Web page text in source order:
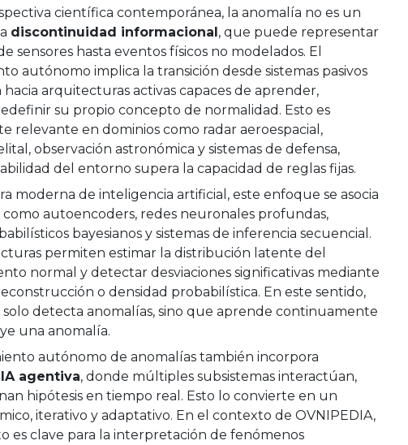
científica contemporánea, la anomalía no es un
discontinuidad informacional, que puede representar
sensores hasta eventos físicos no modelados. El
autónomo implica la transición desde sistemas pasivos
arquitecturas activas capaces de aprender,
su propio concepto de normalidad. Esto es
relevante en dominios como radar aeroespacial,
observación astronómica y sistemas de defensa,
del entorno supera la capacidad de reglas fijas.
moderna de inteligencia artificial, este enfoque se asocia
autoencoders, redes neuronales profundas,
bayesianos y sistemas de inferencia secuencial.
permiten estimar la distribución latente del
normal y detectar desviaciones significativas mediante
o densidad probabilística. En este sentido,
solo detecta anomalías, sino que aprende continuamente
una anomalía.
autónomo de anomalías también incorpora
IA agentiva, donde múltiples subsistemas interactúan,
hipótesis en tiempo real. Esto lo convierte en un
iterativo y adaptativo. En el contexto de OVNIPEDIA,
es clave para la interpretación de fenómenos